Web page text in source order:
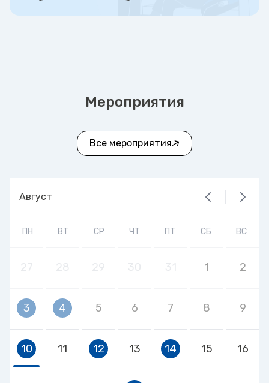
Мероприятия
Все мероприятия
Август
ПН ВТ СР ЧТ ПТ СБ ВС
1 2
3 4 5 6 7 8 9
10 11 12 13 14 15 16